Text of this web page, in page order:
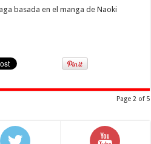
basada en el manga de Naoki
Page 2 of 5